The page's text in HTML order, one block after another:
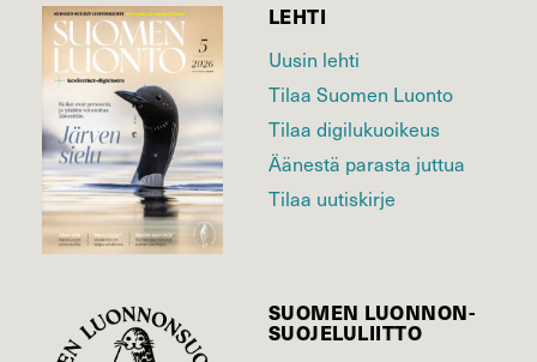
LEHTI
Uusin lehti
Tilaa Suomen Luonto
Tilaa digilukuoikeus
Äänestä parasta juttua
Tilaa uutiskirje
SUOMEN LUONNON­
SUOJELU­LIITTO